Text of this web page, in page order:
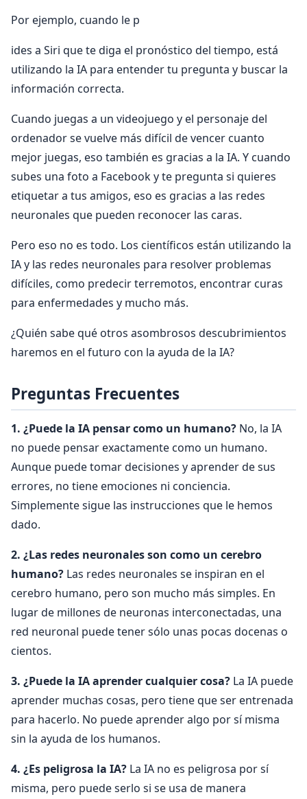
Por ejemplo, cuando le p
ides a Siri que te diga el pronóstico del tiempo, está
utilizando la IA para entender tu pregunta y buscar la
información correcta.
Cuando juegas a un videojuego y el personaje del
ordenador se vuelve más difícil de vencer cuanto
mejor juegas, eso también es gracias a la IA. Y cuando
subes una foto a Facebook y te pregunta si quieres
etiquetar a tus amigos, eso es gracias a las redes
neuronales que pueden reconocer las caras.
Pero eso no es todo. Los científicos están utilizando la
IA y las redes neuronales para resolver problemas
difíciles, como predecir terremotos, encontrar curas
para enfermedades y mucho más.
¿Quién sabe qué otros asombrosos descubrimientos
haremos en el futuro con la ayuda de la IA?
Preguntas Frecuentes
1. ¿Puede la IA pensar como un humano? No, la IA
no puede pensar exactamente como un humano.
Aunque puede tomar decisiones y aprender de sus
errores, no tiene emociones ni conciencia.
Simplemente sigue las instrucciones que le hemos
dado.
2. ¿Las redes neuronales son como un cerebro
humano? Las redes neuronales se inspiran en el
cerebro humano, pero son mucho más simples. En
lugar de millones de neuronas interconectadas, una
red neuronal puede tener sólo unas pocas docenas o
cientos.
3. ¿Puede la IA aprender cualquier cosa? La IA puede
aprender muchas cosas, pero tiene que ser entrenada
para hacerlo. No puede aprender algo por sí misma
sin la ayuda de los humanos.
4. ¿Es peligrosa la IA? La IA no es peligrosa por sí
misma, pero puede serlo si se usa de manera